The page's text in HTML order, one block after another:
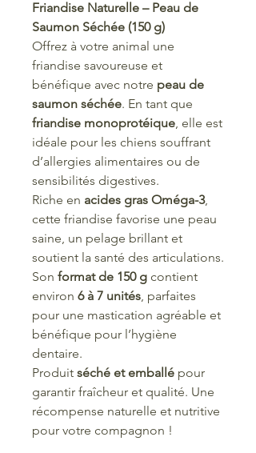
Friandise Naturelle – Peau de
Saumon Séchée (150 g)
Offrez à votre animal une
friandise savoureuse et
bénéfique avec notre peau de
saumon séchée. En tant que
friandise monoprotéique , elle est
idéale pour les chiens souffrant
d’allergies alimentaires ou de
sensibilités digestives.
Riche en acides gras Oméga-3,
cette friandise favorise une peau
saine, un pelage brillant et
soutient la santé des articulations.
Son format de 150 g contient
environ 6 à 7 unités , parfaites
pour une mastication agréable et
bénéfique pour l’hygiène
dentaire.
Produit séché et emballé pour
garantir fraîcheur et qualité. Une
récompense naturelle et nutritive
pour votre compagnon !